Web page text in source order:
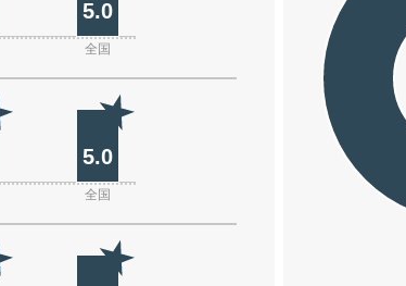
5.0
全国
5.0
全国